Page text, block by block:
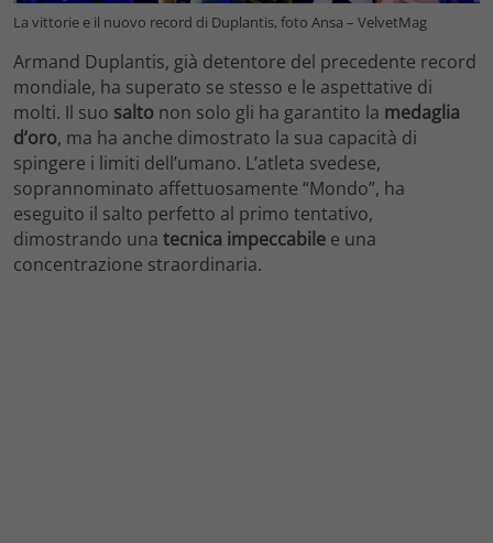
La vittorie e il nuovo record di Duplantis, foto Ansa – VelvetMag
Armand Duplantis, già detentore del precedente record
mondiale, ha superato se stesso e le aspettative di
molti. Il suo salto non solo gli ha garantito la medaglia
d’oro, ma ha anche dimostrato la sua capacità di
spingere i limiti dell’umano. L’atleta svedese,
soprannominato affettuosamente “Mondo”, ha
eseguito il salto perfetto al primo tentativo,
dimostrando una tecnica impeccabile e una
concentrazione straordinaria.